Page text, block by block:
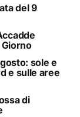
del 9
sole e
e sulle aree
di